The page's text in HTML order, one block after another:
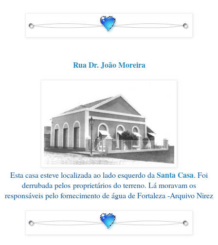
Rua Dr. João Moreira
Esta casa esteve localizada ao lado esquerdo da Santa Casa. Foi
derrubada pelos proprietários do terreno. Lá moravam os
responsáveis pelo fornecimento de água de Fortaleza -Arquivo Nirez